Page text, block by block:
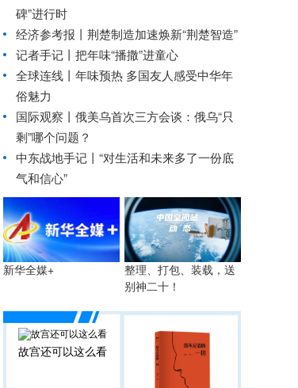
碑”进行时
经济参考报丨 荆楚制造加速焕新“荆楚智造”
记者手记丨把年味“播撒”进童心
全球连线丨 年味预热 多国友人感受中华年
俗魅力
国际观察丨 俄美乌首次三方会谈：俄乌“只
剩”哪个问题？
中东战地手记丨“对生活和未来多了一份底
气和信心”
新华全媒+
整理、打包、装载，送
别神二十！
故宫还可以这么看